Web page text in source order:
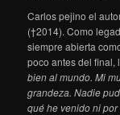
Carlos pejino el
(†2014). Como
siempre abierta
poco antes del final,
bien al mundo. Mi
grandeza. Nadie
qué he venido ni